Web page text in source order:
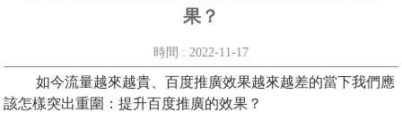
果？
時間 : 2022-11-17
如今流量越來越貴、百度推廣效果越來越差的當下我們應
該怎樣突出重圍：提升百度推廣的效果？